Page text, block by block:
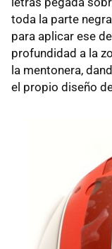
toda la parte
para aplicar ese
profundidad a la
la mentonera,
el propio diseño